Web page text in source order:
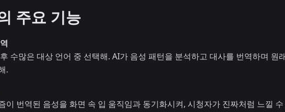
주요 기능
수많은 대상 언어 중 선택해. AI가 음성 패턴을 분석하고 대사를 번역하며 원
.
이 번역된 음성을 화면 속 입 움직임과 동기화시켜, 시청자가 진짜처럼 느낄